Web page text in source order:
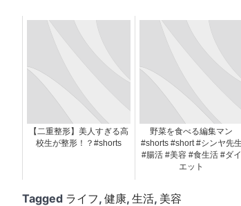
【二重整形】美人すぎる高
校生が整形！？#shorts
野菜を食べる編集マン
#shorts #short #シンヤ先生
#腸活 #美容 #食生活 #ダイ
エット
Tagged ライフ, 健康, 生活, 美容